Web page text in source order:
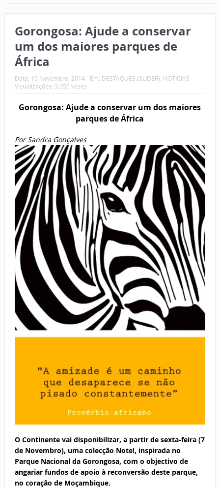
Gorongosa: Ajude a conservar
um dos maiores parques de
África
Data: 10 Novembro, 2014 Em: DESTAQUES (SLIDER) NOTÍCIAS
Visualizações: 3.355 vezes
Gorongosa: Ajude a conservar um dos maiores
parques de África
Por Sandra Gonçalves
O Continente vai disponibilizar, a partir de sexta-feira (7
de Novembro), uma colecção Note!, inspirada no
Parque Nacional da Gorongosa, com o objectivo de
angariar fundos de apoio à reconversão deste parque,
no coração de Moçambique.